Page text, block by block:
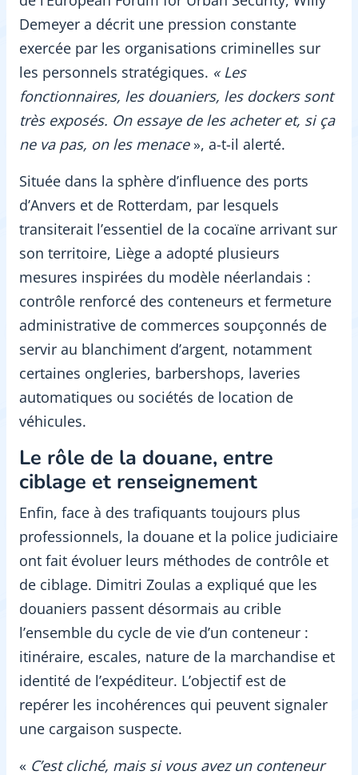
Demeyer a décrit une pression constante
exercée par les organisations criminelles sur
les personnels stratégiques. « Les
fonctionnaires, les douaniers, les dockers sont
très exposés. On essaye de les acheter et, si ça
ne va pas, on les menace», a-t-il alerté.
Située dans la sphère d’influence des ports
d’Anvers et de Rotterdam, par lesquels
transiterait l’essentiel de la cocaïne arrivant sur
son territoire, Liège a adopté plusieurs
mesures inspirées du modèle néerlandais :
contrôle renforcé des conteneurs et fermeture
administrative de commerces soupçonnés de
servir au blanchiment d’argent, notamment
certaines ongleries, barbershops, laveries
automatiques ou sociétés de location de
véhicules.
Le rôle de la douane, entre
ciblage et renseignement
Enfin, face à des trafiquants toujours plus
professionnels, la douane et la police judiciaire
ont fait évoluer leurs méthodes de contrôle et
de ciblage. Dimitri Zoulas a expliqué que les
douaniers passent désormais au crible
l’ensemble du cycle de vie d’un conteneur :
itinéraire, escales, nature de la marchandise et
identité de l’expéditeur. L’objectif est de
repérer les incohérences qui peuvent signaler
une cargaison suspecte.
« C’est cliché, mais si vous avez un conteneur